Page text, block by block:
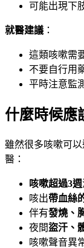
可能出現下
就醫建議 ：
這類咳嗽需
不要自行用
平時注意監
什麼時候應
雖然很多咳嗽可
醫：
咳嗽超過3週
咳出帶血絲
伴有發燒、
夜間盜汗、
咳嗽聲音異